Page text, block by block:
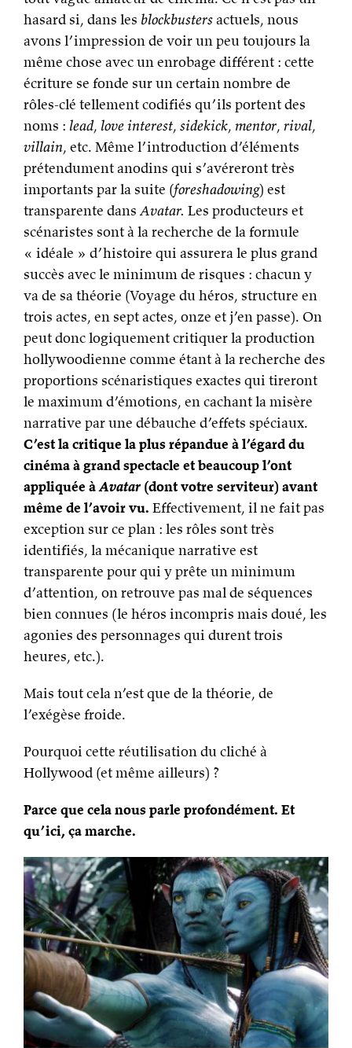
hasard si, dans les blockbustersactuels, nous
avons l’impression de voir un peu toujours la
même chose avec un enrobage différent : cette
écriture se fonde sur un certain nombre de
rôles-clé tellement codifiés qu’ils portent des
noms : lead, love interest, sidekick, mentor, rival,
villain, etc. Même l’introduction d’éléments
prétendument anodins qui s’avéreront très
importants par la suite (foreshadowing) est
transparente dansAvatar. Les producteurs et
scénaristes sont à la recherche de la formule
« idéale » d’histoire qui assurera le plus grand
succès avec le minimum de risques : chacun y
va de sa théorie (Voyage du héros, structure en
trois actes, en sept actes, onze et j’en passe). On
peut donc logiquement critiquer la production
hollywoodienne comme étant à la recherche des
proportions scénaristiques exactes qui tireront
le maximum d’émotions, en cachant la misère
narrative par une débauche d’effets spéciaux.
C’est la critique la plus répandue à l’égard du
cinéma à grand spectacle et beaucoup l’ont
appliquée àAvatar (dont votre serviteur) avant
même de l’avoir vu. Effectivement, il ne fait pas
exception sur ce plan : les rôles sont très
identifiés, la mécanique narrative est
transparente pour qui y prête un minimum
d’attention, on retrouve pas mal de séquences
bien connues (le héros incompris mais doué, les
agonies des personnages qui durent trois
heures, etc.).
Mais tout cela n’est que de la théorie, de
l’exégèse froide.
Pourquoi cette réutilisation du cliché à
Hollywood (et même ailleurs) ?
Parce que cela nous parle profondément. Et
qu’ici, ça marche.